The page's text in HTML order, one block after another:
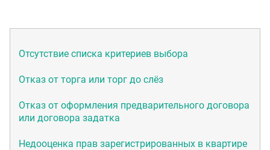
Отсутствие списка критериев выбора
Отказ от торга или торг до слёз
Отказ от оформления предварительного договора
или договора задатка
Недооценка прав зарегистрированных в квартире